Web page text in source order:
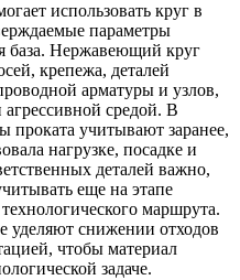
использовать круг в
параметры
база. Нержавеющий круг
крепежа, деталей
арматуры и узлов,
средой. В
проката учитывают заранее,
нагрузке, посадке и
деталей важно,
еще на этапе
маршрута.
уделяют снижении отходов
чтобы материал
задаче.